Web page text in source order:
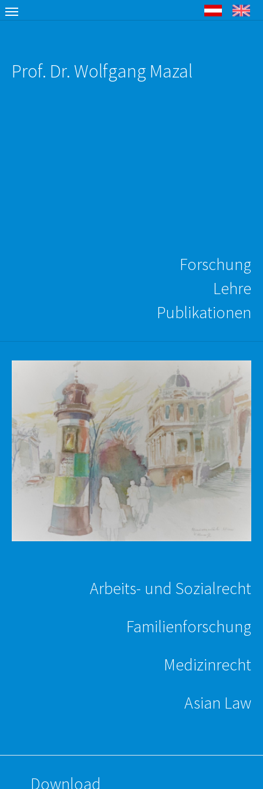
Prof. Dr. Wolfgang Mazal
Forschung
Lehre
Publikationen
Arbeits- und Sozialrecht
Familien­forschung
Medizinrecht
Asian Law
Download
Deutsch English